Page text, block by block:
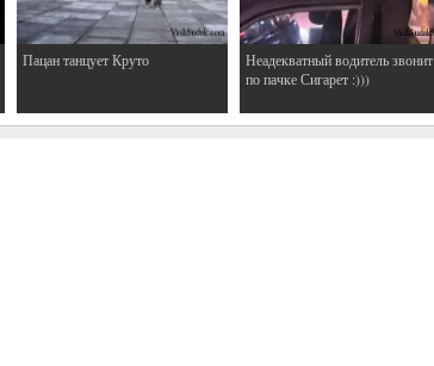
Пацан танцует Круто
Неадекватный водитель звонит
по пачке Сигарет :)))